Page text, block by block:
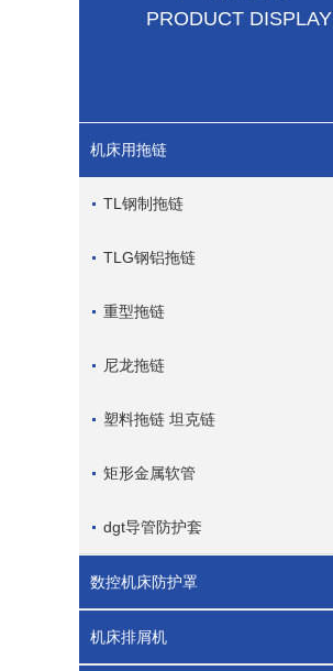
PRODUCT DISPLAY
机床用拖链
TL钢制拖链
TLG钢铝拖链
重型拖链
尼龙拖链
塑料拖链 坦克链
矩形金属软管
dgt导管防护套
数控机床防护罩
机床排屑机